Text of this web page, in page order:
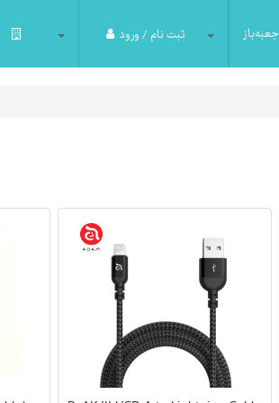
جعبه‌باز ثبت نام / ورود